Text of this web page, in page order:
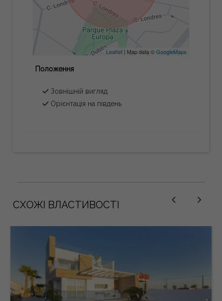
Leaflet| Map data ©GoogleMaps
Положення
Зовнішній вигляд
Орієнтація на південь
СХОЖІ ВЛАСТИВОСТІ